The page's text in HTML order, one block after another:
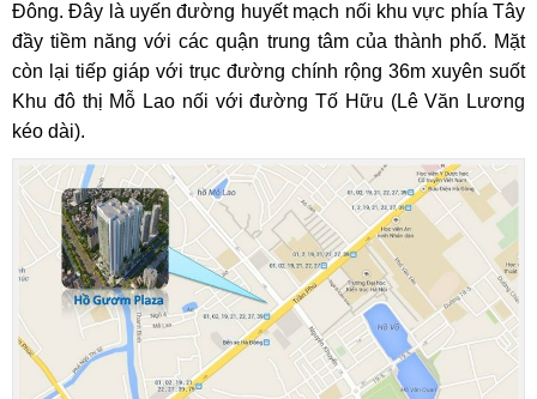
Đông. Đây là uyến đường huyết mạch nối khu vực phía Tây
đầy tiềm năng với các quận trung tâm của thành phố. Mặt
còn lại tiếp giáp với trục đường chính rộng 36m xuyên suốt
Khu đô thị Mỗ Lao nối với đường Tố Hữu (Lê Văn Lương
kéo dài).